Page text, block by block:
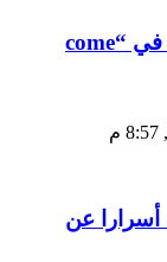
الشاب خالد يوحّد جميع الجنسيات في “come
عن